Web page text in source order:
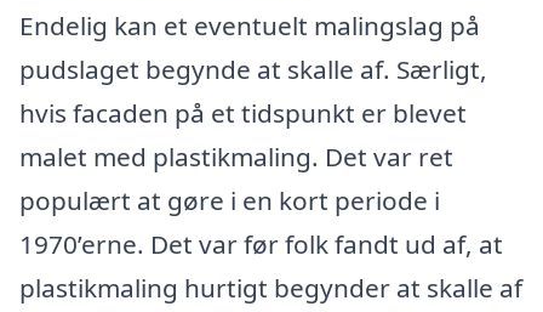
Endelig kan et eventuelt malingslag på
pudslaget begynde at skalle af. Særligt,
hvis facaden på et tidspunkt er blevet
malet med plastikmaling. Det var ret
populært at gøre i en kort periode i
1970’erne. Det var før folk fandt ud af, at
plastikmaling hurtigt begynder at skalle af